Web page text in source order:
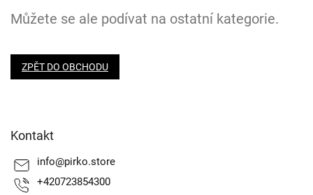
Můžete se ale podívat na ostatní kategorie.
ZPĚT DO OBCHODU
Kontakt
info@pirko.store
+420723854300